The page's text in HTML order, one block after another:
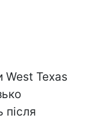
Texas
після